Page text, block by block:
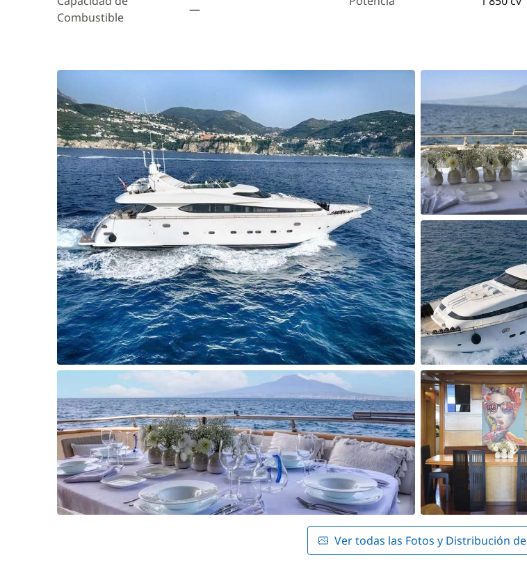
Combustible
—
Ver todas las Fotos y Distribución